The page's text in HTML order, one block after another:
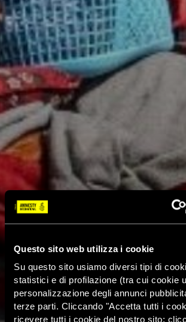
Questo sito web utilizza i cookie
Su questo sito usiamo diversi tipi di
statistici e di profilazione (tra cui cookie
personalizzazione degli annunci
terze parti. Cliccando "Accetta tutti i
ricevere tutti i cookie del nostro sito;